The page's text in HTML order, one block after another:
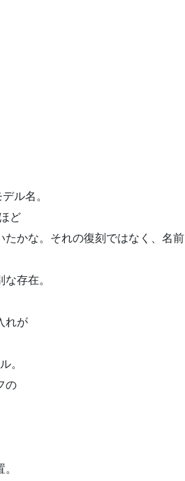
ル名。
ど
かな。それの復刻ではなく、名前
存在。
れが
。
の